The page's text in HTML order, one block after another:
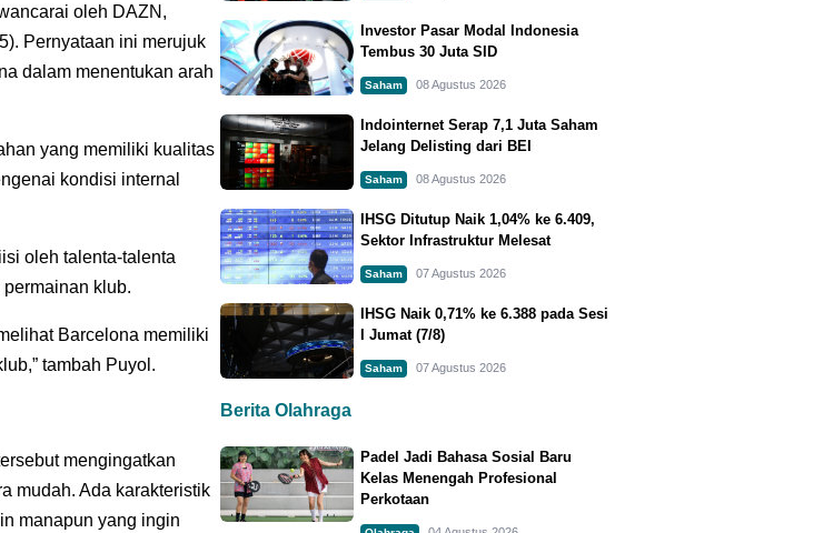
oleh DAZN,
Pernyataan ini merujuk
dalam menentukan arah
yang memiliki kualitas
kondisi internal
oleh talenta-talenta
klub.
Barcelona memiliki
tambah Puyol.
mengingatkan
mudah. Ada karakteristik
manapun yang ingin
Investor Pasar Modal Indonesia
Tembus 30 Juta SID
Saham 08 Agustus 2026
Indointernet Serap 7,1 Juta Saham
Jelang Delisting dari BEI
Saham 08 Agustus 2026
IHSG Ditutup Naik 1,04% ke 6.409,
Sektor Infrastruktur Melesat
Saham 07 Agustus 2026
IHSG Naik 0,71% ke 6.388 pada Sesi
I Jumat (7/8)
Saham 07 Agustus 2026
Berita Olahraga
Padel Jadi Bahasa Sosial Baru
Kelas Menengah Profesional
Perkotaan